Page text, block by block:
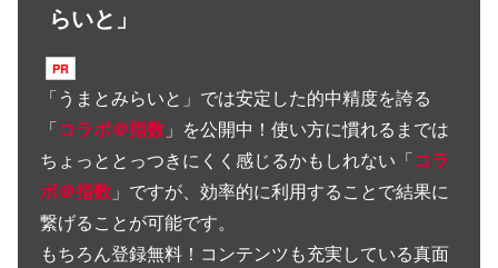
らいと」
「うまとみらいと 」では安定した的中精度を誇る
「コラボ＠指数 」を公開中！使い方に慣れるまでは
ちょっととっつきにくく感じるかもしれない「コラ
ボ＠指数 」ですが、効率的に利用することで結果に
繋げることが可能です。
もちろん登録無料！コンテンツも充実している真面